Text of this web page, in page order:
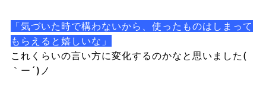
「気づいた時で構わないから、使ったものはしまって
もらえると嬉しいな」
これくらいの言い方に変化するのかなと思いました(
｀ー´)ノ